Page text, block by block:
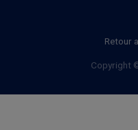
Retour
Copyright